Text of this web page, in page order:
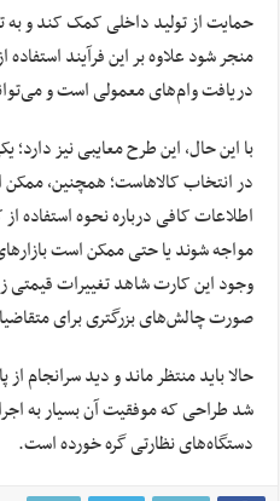
حمایت از تولید داخلی کمک کند و به
منجر شود علاوه بر این فرآیند استفاده
دریافت وام‌های معمولی است و
با این حال، این طرح معایبی نیز
در انتخاب کالاهاست؛ همچنین،
اطلاعات کافی درباره نحوه استفاده
مواجه شوند یا حتی ممکن است
وجود این کارت شاهد تغییرات قیمتی
صورت چالش‌های بزرگتری برای
حالا باید منتظر ماند و دید سرانجام
شد طراحی که موفقیت آن بسیار به
دستگاه‌های نظارتی گره خورده است.